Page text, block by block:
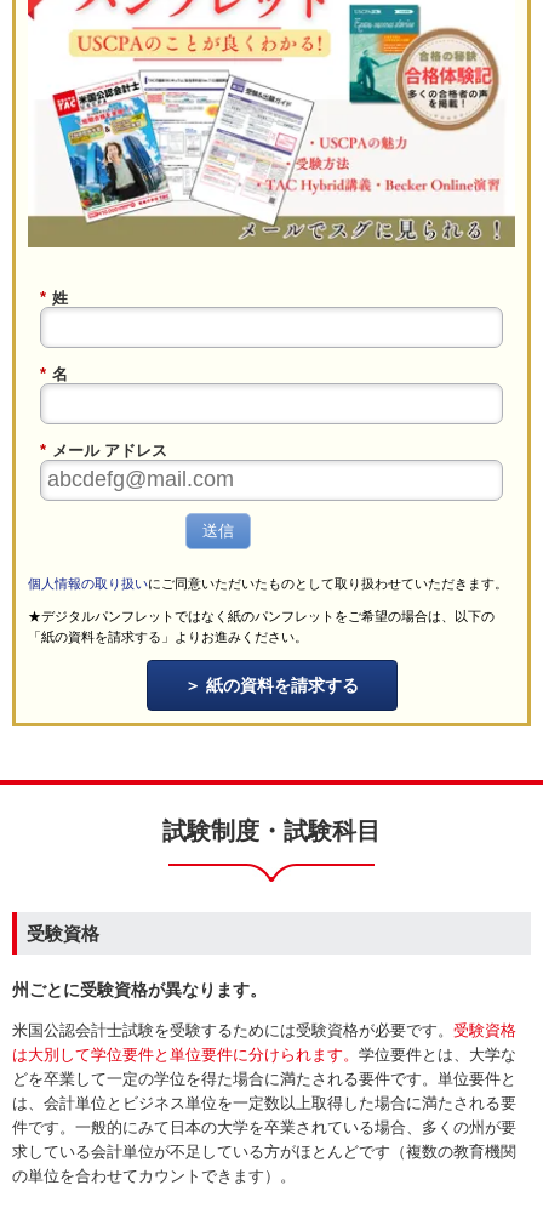
* 姓
* 名
* メール アドレス
送信
個人情報の取り扱いにご同意いただいたものとして取り扱わせていただきます。
★デジタルパンフレットではなく紙のパンフレットをご希望の場合は、以下の
「紙の資料を請求する」よりお進みください。
紙の資料を請求する
試験制度・試験科目
受験資格
州ごとに受験資格が異なります。
米国公認会計士試験を受験するためには受験資格が必要です。 受験資格
は大別して学位要件と単位要件に分けられます。 学位要件とは、大学な
どを卒業して一定の学位を得た場合に満たされる要件です。単位要件と
は、会計単位とビジネス単位を一定数以上取得した場合に満たされる要
件です。一般的にみて日本の大学を卒業されている場合、多くの州が要
求している会計単位が不足している方がほとんどです（複数の教育機関
の単位を合わせてカウントできます）。